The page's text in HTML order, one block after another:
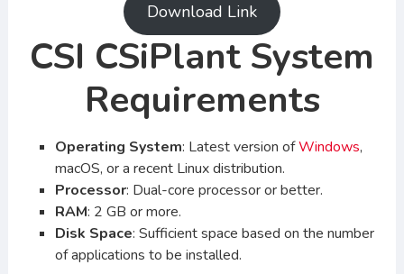
Download Link
CSI CSiPlant System
Requirements
Operating System: Latest version ofWindows,
macOS, or a recent Linux distribution.
Processor: Dual-core processor or better.
RAM: 2 GB or more.
Disk Space: Sufficient space based on the number
of applications to be installed.